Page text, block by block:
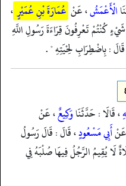
الْأَعْمَشُ، عَنْ عُمَارَةَ بْنِ عُمَيْرٍ،
كُنْتُمْ تَعْرِفُونَ قِرَاءَةَ رَسُولِ اللَّهِ
: بِاضْطِرَابِ لِحْيَتِهِ " .
، قَالَا : حَدَّثَنَاوَكِيعٌ، عَنْ
أَبِي مَسْعُودٍ، قَالَ : قَالَ رَسُولُ
لَا يُقِيمُ الرَّجُلُ فِيهَا صُلْبَهُ فِي